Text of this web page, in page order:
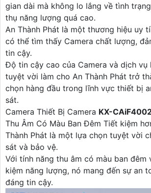
gian dài mà không lo lắng về tình
thụ năng lượng quá cao.
An Thành Phát là một thương hiệu uy
có thể tìm thấy Camera chất lượng,
tin cậy.
Độ tin cậy cao của Camera và dịch vụ
tuyệt vời làm cho An Thành Phát trở
chọn hàng đầu trong lĩnh vực thiết bị
sát.
Camera Thiết Bị Camera KX-
Thu Âm Có Màu Ban Đêm Tiết kiệm
Thành Phát là một lựa chọn tuyệt vời
sát và bảo vệ.
Với tính năng thu âm có màu ban đêm
kiệm năng lượng, nó mang đến sự an
đáng tin cậy.